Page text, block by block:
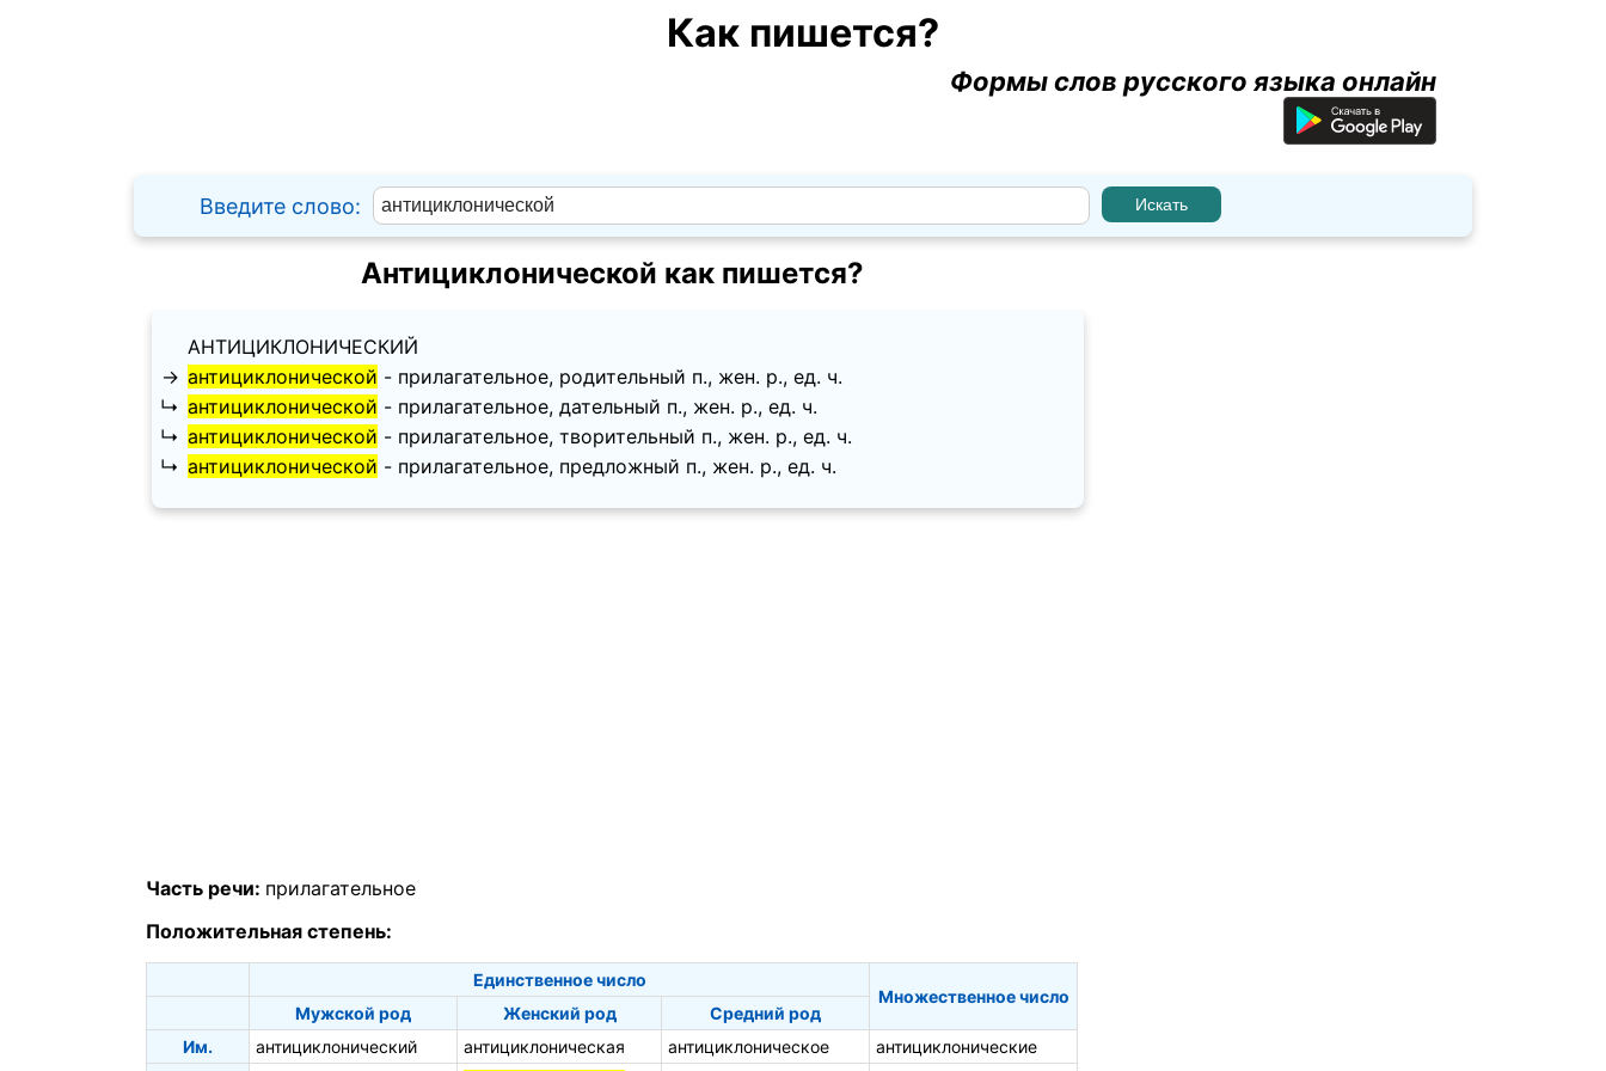
Как пишется?
Формы слов русского языка онлайн
Введите слово:
Антициклонической как пишется?
АНТИЦИКЛОНИЧЕСКИЙ
→ антициклонической - прилагательное, родительный п., жен. p., ед. ч.
↳ антициклонической - прилагательное, дательный п., жен. p., ед. ч.
↳ антициклонической - прилагательное, творительный п., жен. p., ед. ч.
↳ антициклонической - прилагательное, предложный п., жен. p., ед. ч.
Часть речи: прилагательное
Положительная степень:
Единственное число
Множественное число
Мужской род
Женский род
Средний род
Им.
антициклонический антициклоническая антициклоническое
антициклонические